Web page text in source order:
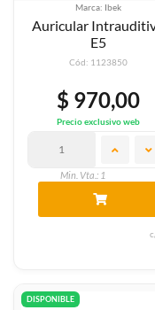
Marca: Ibek
Auricular
E5
Cód: 1123850
$ 970,00
Precio exclusivo web
Min. Vta.: 1
DISPONIBLE